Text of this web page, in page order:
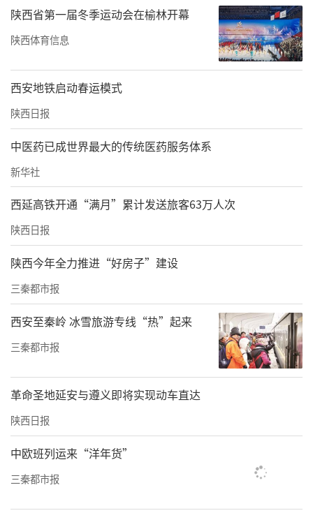
陕西省第一届冬季运动会在榆林开幕
陕西体育信息
西安地铁启动春运模式
陕西日报
中医药已成世界最大的传统医药服务体系
新华社
西延高铁开通“满月”累计发送旅客63万人次
陕西日报
陕西今年全力推进“好房子”建设
三秦都市报
西安至秦岭 冰雪旅游专线“热”起来
三秦都市报
革命圣地延安与遵义即将实现动车直达
陕西日报
中欧班列运来“洋年货”
三秦都市报